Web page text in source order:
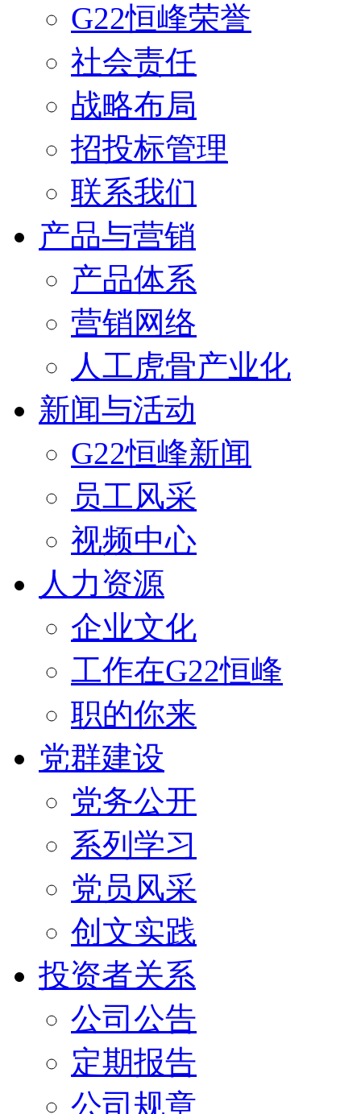
G22恒峰荣誉
社会责任
战略布局
招投标管理
联系我们
产品与营销
产品体系
营销网络
人工虎骨产业化
新闻与活动
G22恒峰新闻
员工风采
视频中心
人力资源
企业文化
工作在G22恒峰
职的你来
党群建设
党务公开
系列学习
党员风采
创文实践
投资者关系
公司公告
定期报告
公司规章